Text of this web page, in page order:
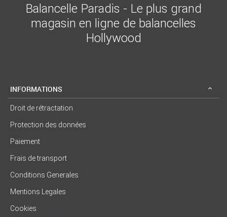
Balancelle Paradis - Le plus grand
magasin en ligne de balancelles
Hollywood
INFORMATIONS
Droit de rétractation
Protection des données
Paiement
Frais de transport
Conditions Generales
Mentions Legales
Cookies